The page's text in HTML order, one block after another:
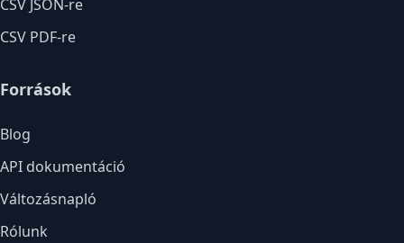
CSV JSON-re
CSV PDF-re
Források
Blog
API dokumentáció
Változásnapló
Rólunk